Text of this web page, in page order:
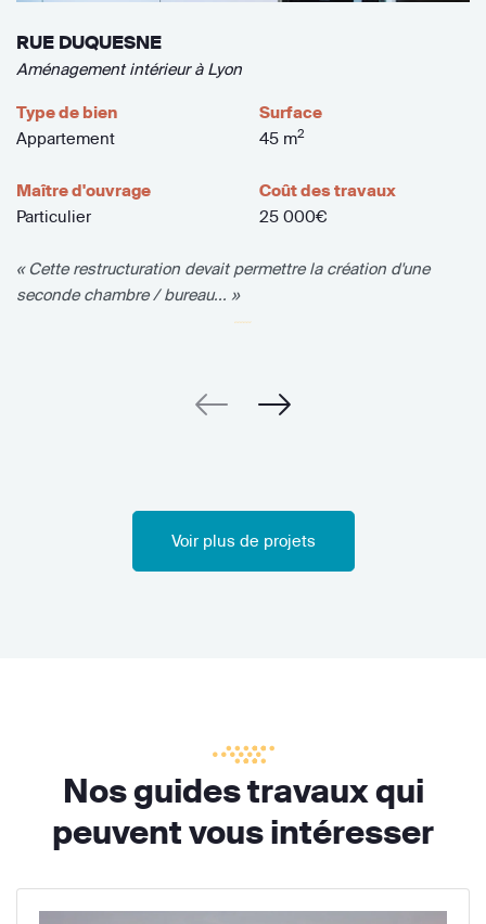
RUE DUQUESNE
Aménagement intérieur à Lyon
Type de bien
Appartement
Surface
45 m2
Maître d'ouvrage
Particulier
Coût des travaux
25 000€
« Cette restructuration devait permettre la création d'une
seconde chambre / bureau... »
Voir plus de projets
Nos guides travaux qui
peuvent vous intéresser